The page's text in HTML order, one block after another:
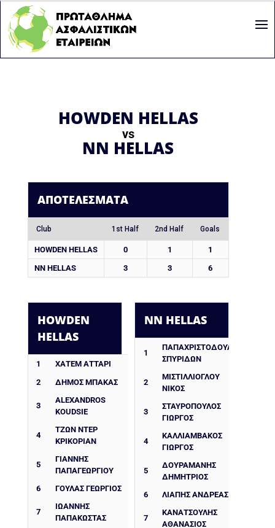
HOWDEN HELLAS
vs
NN HELLAS
ΑΠΟΤΕΛΈΣΜΑΤΑ
Club 1st Half 2nd Half Goals
HOWDEN HELLAS 0 1
1
NN HELLAS
3 3 6
HOWDEN
HELLAS
1
ΧΑΤΕΜ ΑΤΤΑΡΙ
2
ΔΉΜΟΣ ΜΠΆΚΑΣ
3
ALEXANDROS
KOUDSIE
4
ΤΖΩΝ ΝΤΕΡ
ΚΡΙΚΟΡΙΑΝ
5
ΓΙΑΝΝΗΣ
ΠΑΠΑΓΕΩΡΓΙΟΥ
6
ΓΟΥΛΑΣ ΓΕΩΡΓΙΟΣ
7
ΙΩΑΝΝΗΣ
ΠΑΠΑΚΩΣΤΑΣ
NN HELLAS
1
ΠΑΠΑΧΡΙΣΤΟΔΟΥΛΟΥ
ΣΠΥΡΙΔΩΝ
2
ΜΙΣΤΙΛΛΙΟΓΛΟΥ
ΝΙΚΟΣ
3
ΣΤΑΥΡΟΠΟΥΛΟΣ
ΓΙΩΡΓΟΣ
4
ΚΑΛΛΙΑΜΒΑΚΟΣ
ΓΙΩΡΓΟΣ
5
ΔΟΥΡΑΜΑΝΗΣ
ΔΗΜΗΤΡΙΟΣ
6
ΛΙΑΠΗΣ ΑΝΔΡΕΑΣ
7
ΚΑΝΑΤΣΟΥΛΗΣ
ΑΘΑΝΑΣΙΟΣ